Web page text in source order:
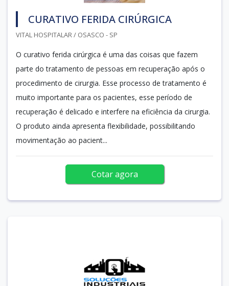
CURATIVO FERIDA CIRÚRGICA
VITAL HOSPITALAR / OSASCO - SP
O curativo ferida cirúrgica é uma das coisas que fazem
parte do tratamento de pessoas em recuperação após o
procedimento de cirurgia. Esse processo de tratamento é
muito importante para os pacientes, esse período de
recuperação é delicado e interfere na eficiência da cirurgia.
O produto ainda apresenta flexibilidade, possibilitando
movimentação ao pacient...
Cotar agora